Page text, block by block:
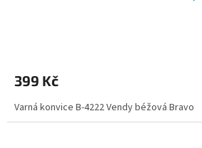
399 Kč
Varná konvice B-4222 Vendy béžová Bravo